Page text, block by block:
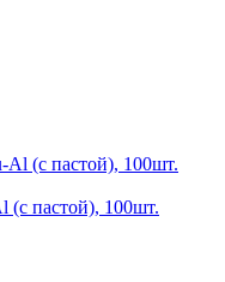
(с пастой), 100шт.